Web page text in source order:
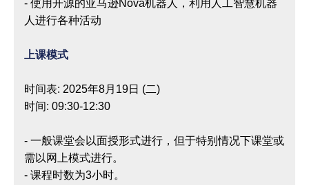
- 使用开源的亚马逊Nova机器人，利用人工智慧机器
人进行各种活动
上课模式
时间表: 2025年8月19日 (二)
时间: 09:30-12:30
- 一般课堂会以面授形式进行，但于特别情况下课堂或
需以网上模式进行。
- 课程时数为3小时。